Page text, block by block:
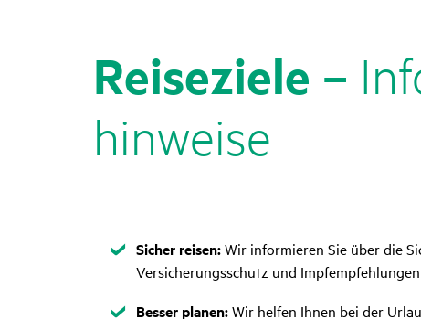
Reise­ziele –
hin­weise
Zutreffend
Sicher reisen:Wir informieren Sie über die
Versicherungsschutz und Impfempfehlungen
Zutreffend
Besser planen:Wir helfen Ihnen bei der